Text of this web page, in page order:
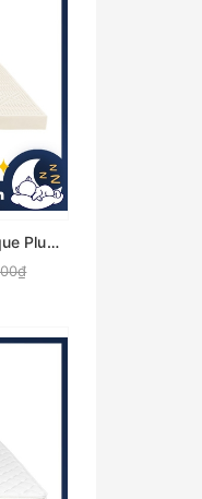
Nệm cao su Vạn Thành Unique Plus - CHÍNH HÃNG, BẢO HÀNH 15 NĂM